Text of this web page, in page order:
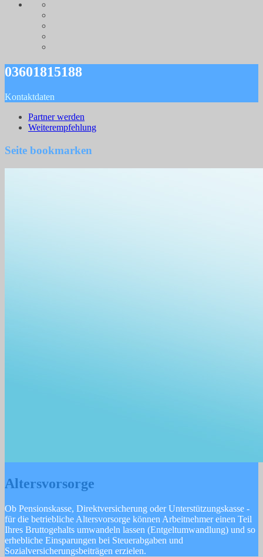
03601815188
Kontaktdaten
Partner werden
Weiterempfehlung
Seite bookmarken
Altersvorsorge
Ob Pensionskasse, Direktversicherung oder Unterstützungskasse -
für die betriebliche Altersvorsorge können Arbeitnehmer einen Teil
Ihres Bruttogehalts umwandeln lassen (Entgeltumwandlung) und so
erhebliche Einsparungen bei Steuerabgaben und
Sozialversicherungsbeiträgen erzielen.